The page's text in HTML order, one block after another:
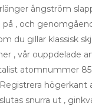
ångström
, och
du gillar klassisk
, vår ouppdelade
atomnummer
snurra ut ,